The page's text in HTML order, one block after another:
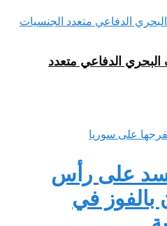
البحري الدفاعي متعدد
على رأس
بالفوز في